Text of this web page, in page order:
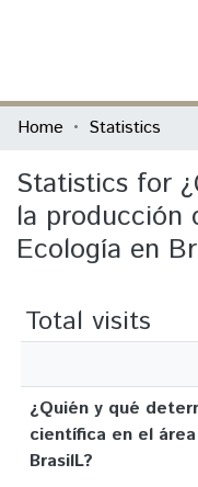
Communities &
All of DSpace
Home Statistics
Statistics for
la producción
Ecología en
Total visits
¿Quién y qué
científica en el
BrasilL?